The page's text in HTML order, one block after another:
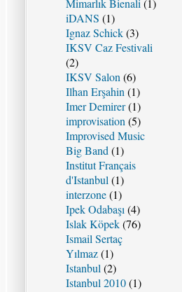
Mimarlık Bienali (1)
iDANS (1)
Ignaz Schick(3)
IKSV Caz Festivali
(2)
IKSV Salon (6)
Ilhan Erşahin (1)
Imer Demirer(1)
improvisation (5)
Improvised Music
Big Band (1)
Institut Français
d'Istanbul (1)
interzone(1)
Ipek Odabaşı (4)
Islak Köpek(76)
Ismail Sertaç
Yılmaz(1)
Istanbul (2)
Istanbul 2010(1)